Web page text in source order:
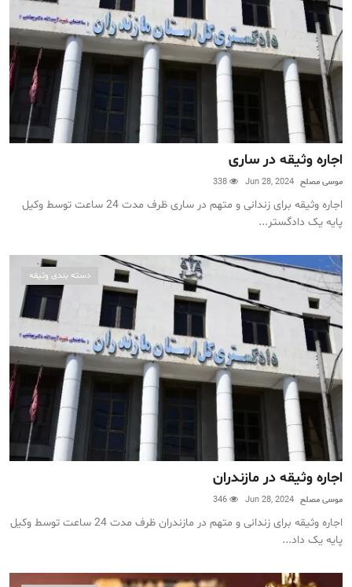
اجاره وثیقه در ساری
موسی مصلح Jun 28, 2024
اجاره وثیقه برای زندانی و متهم در ساری ظرف مدت 24 ساعت توسط وکیل
پایه یک دادگستر...
دسته بندی وثیقه
اجاره وثیقه در مازندران
موسی مصلح Jun 28, 2024
اجاره وثیقه برای زندانی و متهم در مازندران ظرف مدت 24 ساعت توسط وکیل
پایه یک داد...